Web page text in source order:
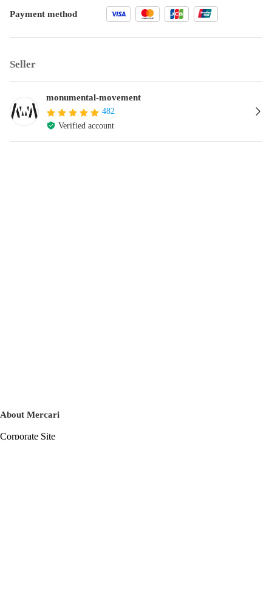
Payment method
Seller
monumental-movement
482
Verified account
About Mercari
Corporate Site